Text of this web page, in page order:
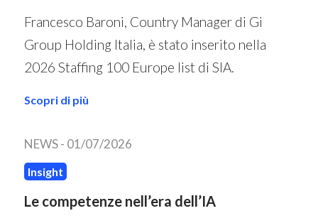
Francesco Baroni, Country Manager di Gi
Group Holding Italia, è stato inserito nella
2026 Staffing 100 Europe list di SIA.
Scopri di più
NEWS - 01/07/2026
Insight
Le competenze nell’era dell’IA